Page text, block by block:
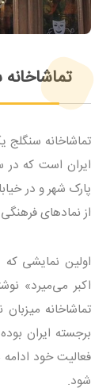
تماشاخانه سنگلج
پارک شهر و در
از نمادهای
اولین نمایشی که
اکبر می‌میرد»
تماشاخانه
برجسته ایران
فعالیت خود
شود.